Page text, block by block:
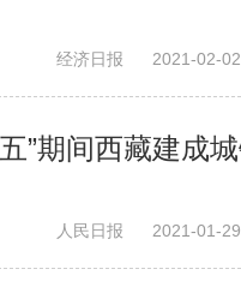
经济日报 2021-02-02
”期间西藏建成
人民日报 2021-01-29